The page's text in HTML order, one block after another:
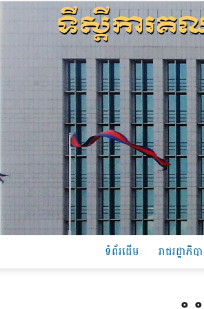
ទំព័រដើម រាជរដ្ឋាភិ